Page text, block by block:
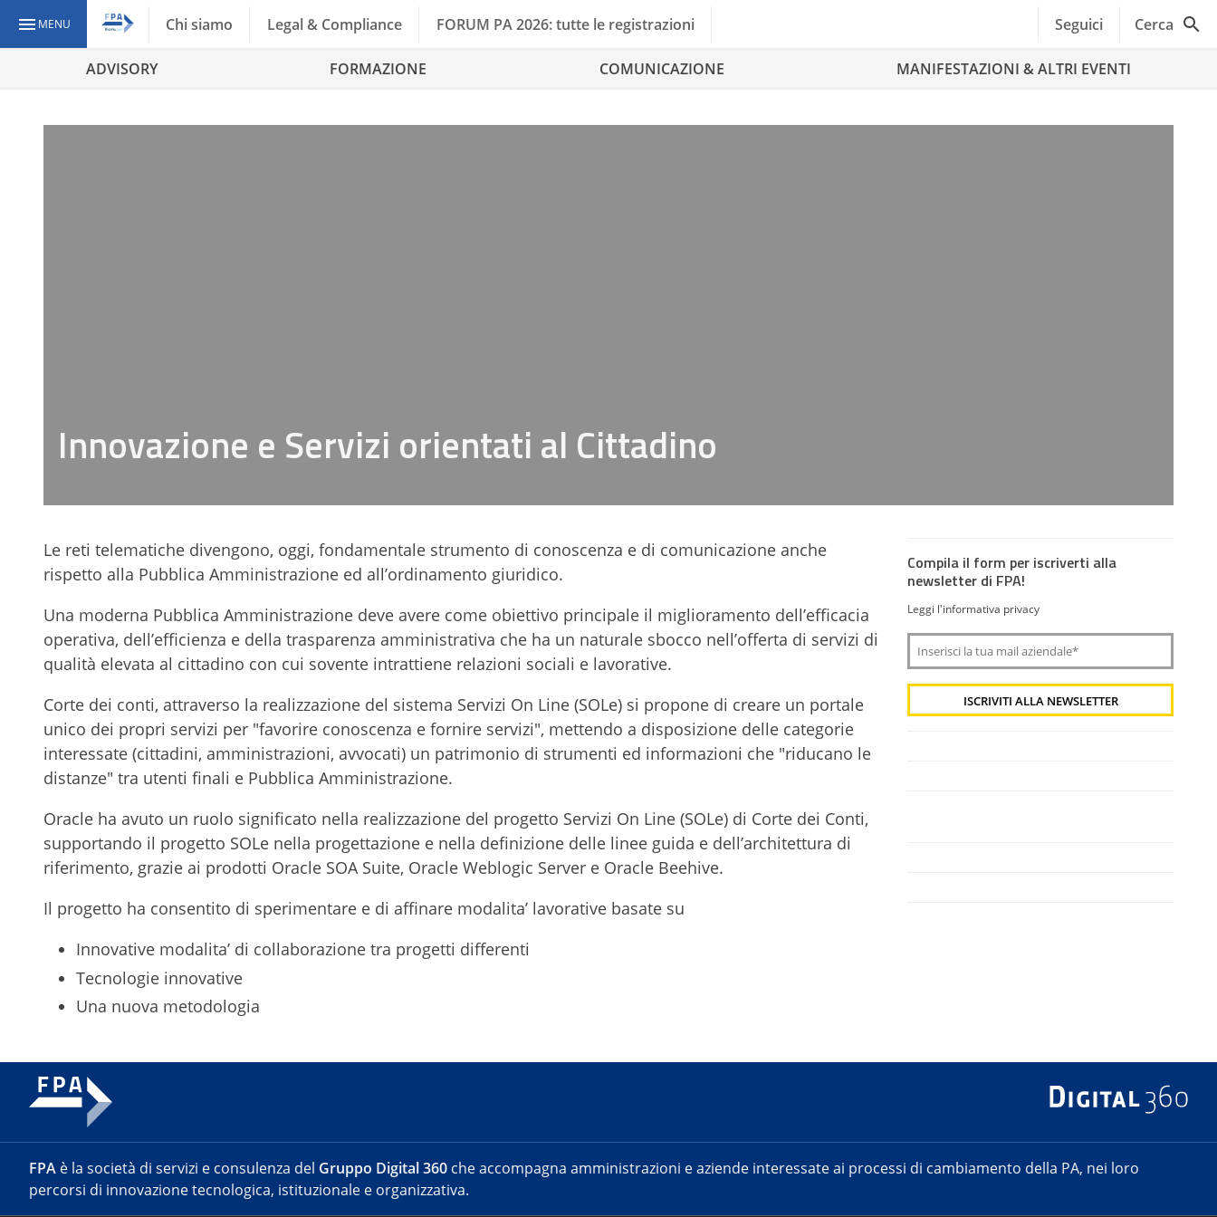
MENU Chi siamo Legal & Compliance FORUM PA 2026: tutte le registrazioni Seguici Cerca
ADVISORY FORMAZIONE COMUNICAZIONE MANIFESTAZIONI & ALTRI EVENTI
Innovazione e Servizi orientati al Cittadino
Le reti telematiche divengono, oggi, fondamentale strumento di conoscenza e di comunicazione anche
rispetto alla Pubblica Amministrazione ed all’ordinamento giuridico.
Una moderna Pubblica Amministrazione deve avere come obiettivo principale il miglioramento dell’efficacia
operativa, dell’efficienza e della trasparenza amministrativa che ha un naturale sbocco nell’offerta di servizi di
qualità elevata al cittadino con cui sovente intrattiene relazioni sociali e lavorative.
Corte dei conti, attraverso la realizzazione del sistema Servizi On Line (SOLe) si propone di creare un portale
unico dei propri servizi per "favorire conoscenza e fornire servizi", mettendo a disposizione delle categorie
interessate (cittadini, amministrazioni, avvocati) un patrimonio di strumenti ed informazioni che "riducano le
distanze" tra utenti finali e Pubblica Amministrazione.
Oracle ha avuto un ruolo significato nella realizzazione del progetto Servizi On Line (SOLe) di Corte dei Conti,
supportando il progetto SOLe nella progettazione e nella definizione delle linee guida e dell’architettura di
riferimento, grazie ai prodotti Oracle SOA Suite, Oracle Weblogic Server e Oracle Beehive.
Il progetto ha consentito di sperimentare e di affinare modalita’ lavorative basate su
Innovative modalita’ di collaborazione tra progetti differenti
Tecnologie innovative
Una nuova metodologia
Compila il form per iscriverti alla
newsletter di FPA!
Leggi l'informativa privacy
FPA è la società di servizi e consulenza del Gruppo Digital 360 che accompagna amministrazioni e aziende interessate ai processi di cambiamento della PA, nei loro
percorsi di innovazione tecnologica, istituzionale e organizzativa.